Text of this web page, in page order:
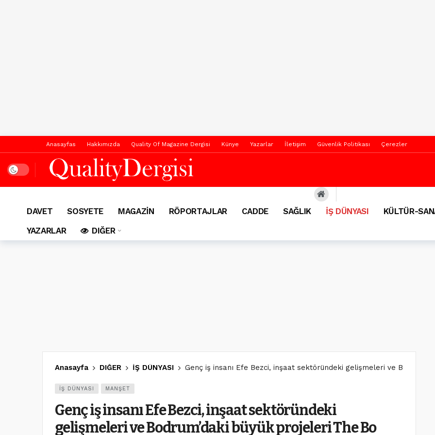
Anasayfas Hakkımızda Quality Of Magazine Dergisi Künye Yazarlar İletişim Güvenlik Politikası Çerezler
Dark mode
DAVET SOSYETE MAGAZİN RÖPORTAJLAR CADDE SAĞLIK İŞ DÜNYASI KÜLTÜR-
YAZARLAR
DIĞER
Anasayfa DIĞER İŞ DÜNYASI Genç iş insanı Efe Bezci, inşaat sektöründeki gelişmeleri ve
İŞ DÜNYASI MANŞET
Genç iş insanı Efe Bezci, inşaat sektöründeki
gelişmeleri ve Bodrum’daki büyük projeleri The Bo